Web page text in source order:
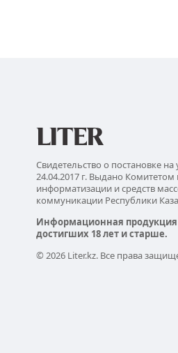
Свидетельство о постановке
24.04.2017 г. Выдано Комитетом
информатизации и средств
коммуникации Республики
Информационная продукция
достигших 18 лет и старше.
© 2026 Liter.kz. Все права